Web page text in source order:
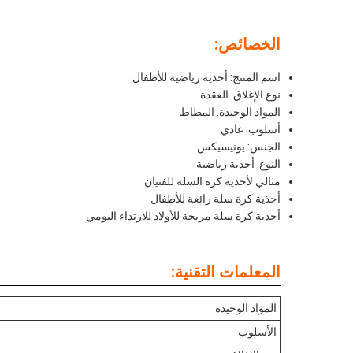
الخصائص:
اسم المنتج: أحذية رياضية للأطفال
نوع الإغلاق: العقدة
المواد الوحيدة: المطاط
أسلوب: عادي
الجنس: يونيسيكس
النوع: أحذية رياضية
مثالي لأحذية كرة السلة للفتيان
أحذية كرة سلة رائعة للأطفال
أحذية كرة سلة مريحة للأولاد للارتداء اليومي
المعلمات التقنية:
المواد الوحيدة
الأسلوب